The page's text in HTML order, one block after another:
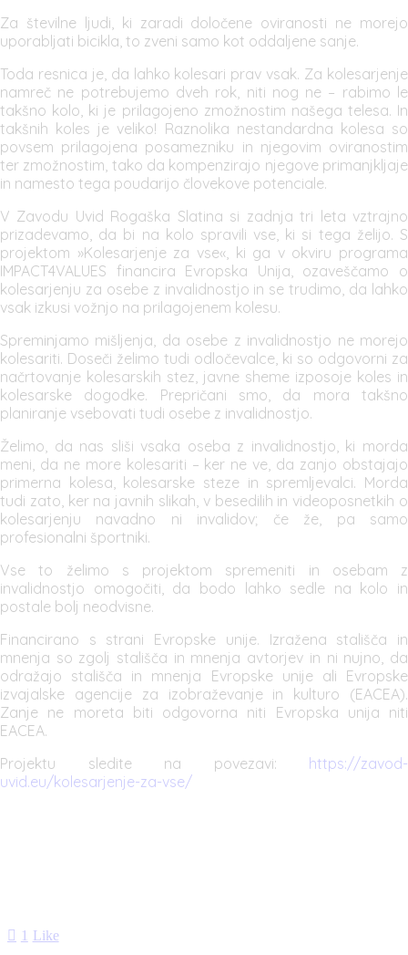
Za številne ljudi, ki zaradi določene oviranosti ne morejo
uporabljati bicikla, to zveni samo kot oddaljene sanje.
Toda resnica je, da lahko kolesari prav vsak. Za kolesarjenje
namreč ne potrebujemo dveh rok, niti nog ne – rabimo le
takšno kolo, ki je prilagojeno zmožnostim našega telesa. In
takšnih koles je veliko! Raznolika nestandardna kolesa so
povsem prilagojena posamezniku in njegovim oviranostim
ter zmožnostim, tako da kompenzirajo njegove primanjkljaje
in namesto tega poudarijo človekove potenciale.
V Zavodu Uvid Rogaška Slatina si zadnja tri leta vztrajno
prizadevamo, da bi na kolo spravili vse, ki si tega želijo. S
projektom »Kolesarjenje za vse«, ki ga v okviru programa
IMPACT4VALUES financira Evropska Unija, ozaveščamo o
kolesarjenju za osebe z invalidnostjo in se trudimo, da lahko
vsak izkusi vožnjo na prilagojenem kolesu.
Spreminjamo mišljenja, da osebe z invalidnostjo ne morejo
kolesariti. Doseči želimo tudi odločevalce, ki so odgovorni za
načrtovanje kolesarskih stez, javne sheme izposoje koles in
kolesarske dogodke. Prepričani smo, da mora takšno
planiranje vsebovati tudi osebe z invalidnostjo.
Želimo, da nas sliši vsaka oseba z invalidnostjo, ki morda
meni, da ne more kolesariti – ker ne ve, da zanjo obstajajo
primerna kolesa, kolesarske steze in spremljevalci. Morda
tudi zato, ker na javnih slikah, v besedilih in videoposnetkih o
kolesarjenju navadno ni invalidov; če že, pa samo
profesionalni športniki.
Vse to želimo s projektom spremeniti in osebam z
invalidnostjo omogočiti, da bodo lahko sedle na kolo in
postale bolj neodvisne.
Financirano s strani Evropske unije. Izražena stališča in
mnenja so zgolj stališča in mnenja avtorjev in ni nujno, da
odražajo stališča in mnenja Evropske unije ali Evropske
izvajalske agencije za izobraževanje in kulturo (EACEA).
Zanje ne moreta biti odgovorna niti Evropska unija niti
EACEA.
Projektu sledite na povezavi: https://zavod-
uvid.eu/kolesarjenje-za-vse/
1 Like